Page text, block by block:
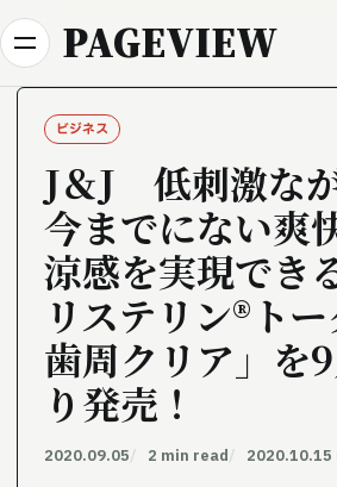
Skip to contentPAGEVIEW
ビジネス
J＆J 低刺激なが
今までにない爽
涼感を実現でき
リステリン®ト
歯周クリア」を
り発売！
2020.09.05 2 min read